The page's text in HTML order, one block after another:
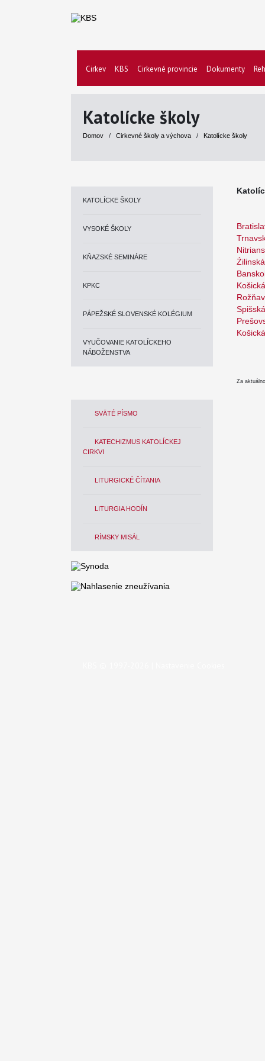
Cirkev KBS Cirkevné provincie Dokumenty
Katolícke školy
Domov / Cirkevné školy a výchova / Katolícke školy
KATOLÍCKE ŠKOLY
VYSOKÉ ŠKOLY
KŇAZSKÉ SEMINÁRE
KPKC
PÁPEŽSKÉ SLOVENSKÉ KOLÉGIUM
VYUČOVANIE KATOLÍCKEHO
NÁBOŽENSTVA
SVÄTÉ PÍSMO
KATECHIZMUS KATOLÍCKEJ
CIRKVI
LITURGICKÉ ČÍTANIA
LITURGIA HODÍN
RÍMSKY MISÁL
Za